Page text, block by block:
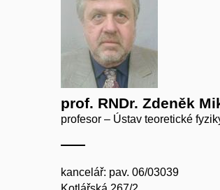
prof. RNDr. Zdeněk
profesor – Ústav teoretické
kancelář: pav. 06/03039